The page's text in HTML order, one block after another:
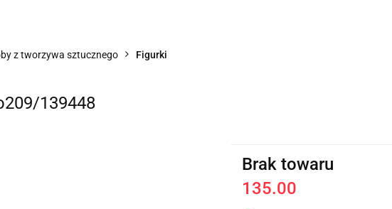
z tworzywa sztucznego Figurki
139448
Brak towaru
135.00